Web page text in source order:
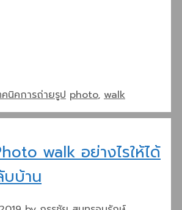
นิคการถ่ายรูป Tags
photo, walk
walk อย่างไรให้ได้
บ้าน